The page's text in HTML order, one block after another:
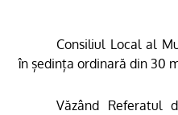
Consiliul Local al
în ședința ordinară din 30
Văzând Referatul